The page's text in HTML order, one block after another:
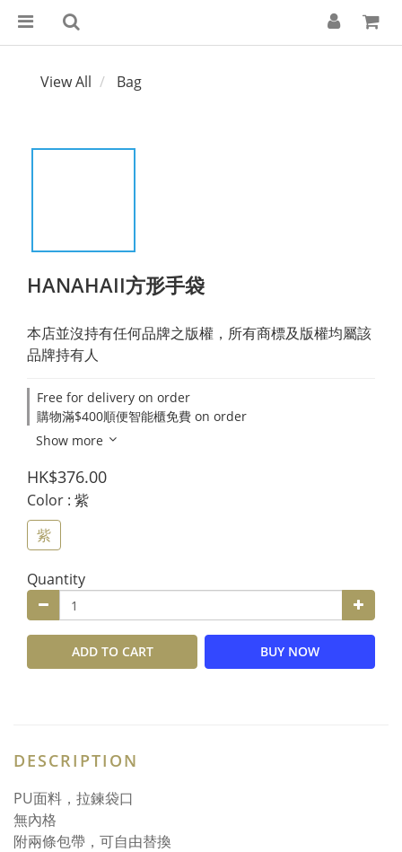
View All Bag
HANAHAII方形手袋
本店並沒持有任何品牌之版權，所有商標及版權均屬該
品牌持有人
Free for delivery on order
購物滿$400順便智能櫃免費 on order
Show more
HK$376.00
Color : 紫
紫
Quantity
ADD TO CART BUY NOW
DESCRIPTION
PU面料，拉鍊袋口
無內格
附兩條包帶，可自由替換